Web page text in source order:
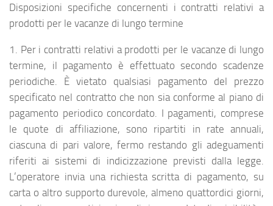
Disposizioni specifiche concernenti i contratti relativi a
prodotti per le vacanze di lungo termine
1. Per i contratti relativi a prodotti per le vacanze di lungo
termine, il pagamento è effettuato secondo scadenze
periodiche. È vietato qualsiasi pagamento del prezzo
specificato nel contratto che non sia conforme al piano di
pagamento periodico concordato. I pagamenti, comprese
le quote di affiliazione, sono ripartiti in rate annuali,
ciascuna di pari valore, fermo restando gli adeguamenti
riferiti ai sistemi di indicizzazione previsti dalla legge.
L’operatore invia una richiesta scritta di pagamento, su
carta o altro supporto durevole, almeno quattordici giorni,